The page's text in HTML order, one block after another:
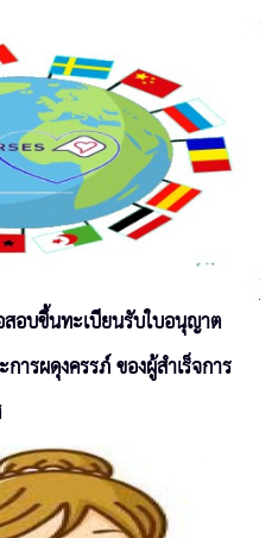
อบขึ้นทะเบียนรับใบอนุญาต
รผดุงครรภ์ ของผู้สำเร็จการ